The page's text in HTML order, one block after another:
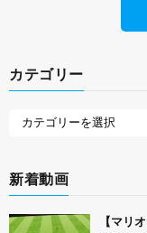
カテゴリー
新着動画
【マリ